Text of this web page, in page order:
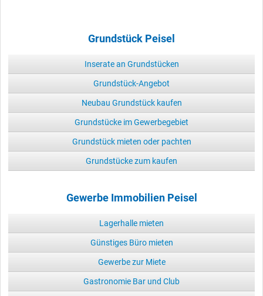
Grundstück Peisel
Inserate an Grundstücken
Grundstück-Angebot
Neubau Grundstück kaufen
Grundstücke im Gewerbegebiet
Grundstück mieten oder pachten
Grundstücke zum kaufen
Gewerbe Immobilien Peisel
Lagerhalle mieten
Günstiges Büro mieten
Gewerbe zur Miete
Gastronomie Bar und Club